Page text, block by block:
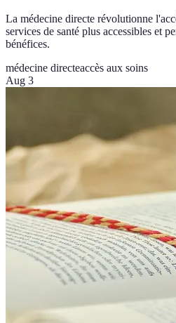
La médecine directe révolutionne
services de santé plus accessibles et
bénéfices.
médecine directeaccès aux soins
Aug 3